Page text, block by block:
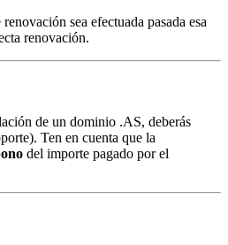
sea efectuada pasada esa
renovación.
de un dominio .AS, deberás
Ten en cuenta que la
del importe pagado por el